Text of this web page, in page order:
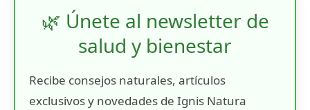
🌿 Únete al newsletter de
salud y bienestar
Recibe consejos naturales, artículos
exclusivos y novedades de Ignis Natura